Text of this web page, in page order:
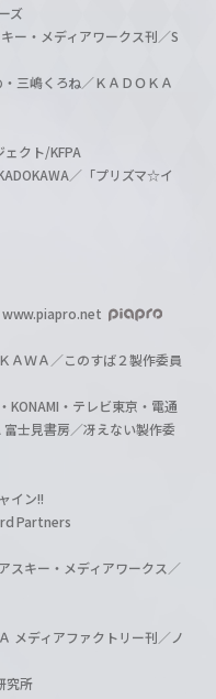
ズ
ー・メディアワークス刊／S
三嶋くろね／ＫＡＤＯＫＡ
クト/KFPA
／「プリズマ☆イ
ＡＷＡ／このすば２製作委員
KONAMI・テレビ東京・電通
士見書房／冴えない製作委
イン!!
Partners
キー・メディアワークス／
メディアファクトリー刊／ノ
究所